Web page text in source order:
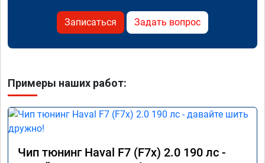
Записаться Задать вопрос
Примеры наших работ:
Чип тюнинг Haval F7 (F7x) 2.0 190 лс -